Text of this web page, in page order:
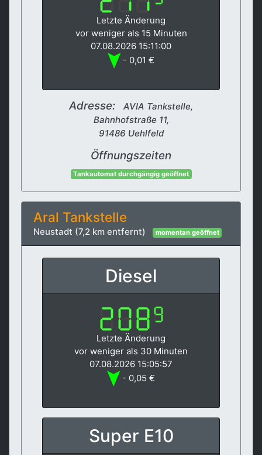
Letzte Änderung
vor weniger als 15 Minuten
07.08.2026 15:11:00
- 0,01 €
Adresse:
AVIA Tankstelle,
Bahnhofstraße 11,
91486 Uehlfeld
Öffnungszeiten
Tankautomat durchgängig geöffnet
Aral Tankstelle
Neustadt (7,2 km entfernt) momentan geöffnet
Diesel
Letzte Änderung
vor weniger als 30 Minuten
07.08.2026 15:05:57
- 0,05 €
Super E10